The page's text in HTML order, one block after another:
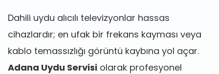
Dahili uydu alıcılı televizyonlar hassas
cihazlardır; en ufak bir frekans kayması veya
kablo temassızlığı görüntü kaybına yol açar.
Adana Uydu Servisi olarak profesyonel